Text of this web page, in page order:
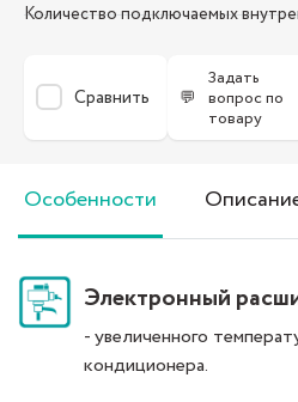
Количество подключаемых
Сравнить 💬
Задать
вопрос по
товару
Особенности
Электронный
- увеличенного
кондиционера.